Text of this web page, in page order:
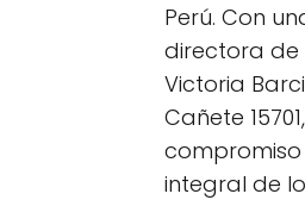
Perú. Con
directora de
Victoria
Cañete
integral de